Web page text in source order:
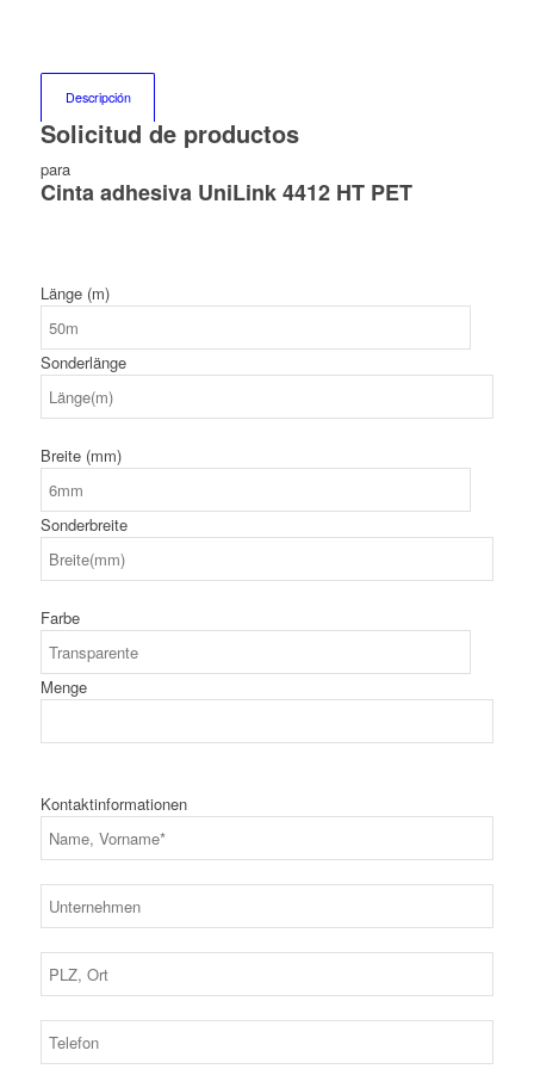
Descripción
Solicitud de productos
para
Cinta adhesiva UniLink 4412 HT PET
Länge (m)
Sonderlänge
Breite (mm)
Sonderbreite
Farbe
Menge
Kontaktinformationen